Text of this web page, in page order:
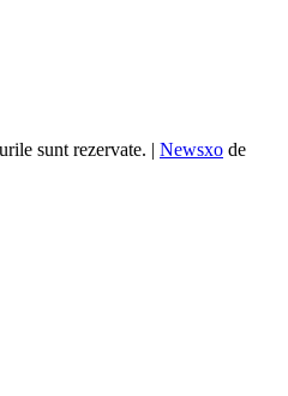
sunt rezervate. | Newsxo de